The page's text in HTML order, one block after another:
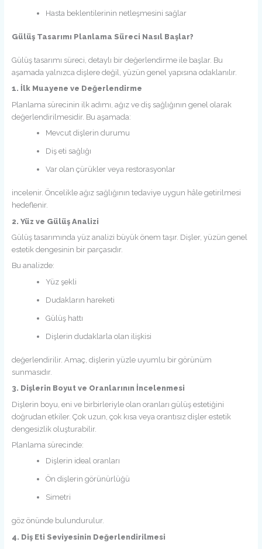
Hasta beklentilerinin netleşmesini sağlar
Gülüş Tasarımı Planlama Süreci Nasıl Başlar?
Gülüş tasarımı süreci, detaylı bir değerlendirme ile başlar. Bu
aşamada yalnızca dişlere değil, yüzün genel yapısına odaklanılır.
1. İlk Muayene ve Değerlendirme
Planlama sürecinin ilk adımı, ağız ve diş sağlığının genel olarak
değerlendirilmesidir. Bu aşamada:
Mevcut dişlerin durumu
Diş eti sağlığı
Var olan çürükler veya restorasyonlar
incelenir. Öncelikle ağız sağlığının tedaviye uygun hâle getirilmesi
hedeflenir.
2. Yüz ve Gülüş Analizi
Gülüş tasarımında yüz analizi büyük önem taşır. Dişler, yüzün genel
estetik dengesinin bir parçasıdır.
Bu analizde:
Yüz şekli
Dudakların hareketi
Gülüş hattı
Dişlerin dudaklarla olan ilişkisi
değerlendirilir. Amaç, dişlerin yüzle uyumlu bir görünüm
sunmasıdır.
3. Dişlerin Boyut ve Oranlarının İncelenmesi
Dişlerin boyu, eni ve birbirleriyle olan oranları gülüş estetiğini
doğrudan etkiler. Çok uzun, çok kısa veya orantısız dişler estetik
dengesizlik oluşturabilir.
Planlama sürecinde:
Dişlerin ideal oranları
Ön dişlerin görünürlüğü
Simetri
göz önünde bulundurulur.
4. Diş Eti Seviyesinin Değerlendirilmesi